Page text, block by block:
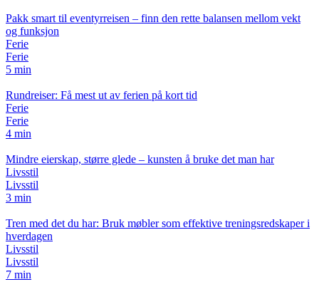
Pakk smart til eventyrreisen – finn den rette balansen mellom vekt
og funksjon
Ferie
Ferie
5 min
Rundreiser: Få mest ut av ferien på kort tid
Ferie
Ferie
4 min
Mindre eierskap, større glede – kunsten å bruke det man har
Livsstil
Livsstil
3 min
Tren med det du har: Bruk møbler som effektive treningsredskaper i
hverdagen
Livsstil
Livsstil
7 min